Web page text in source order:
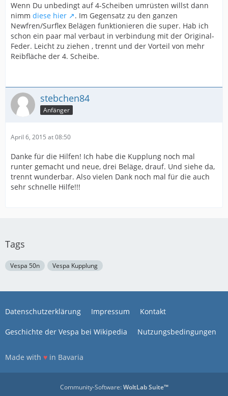
Wenn Du unbedingt auf 4-Scheiben umrüsten willst dann
nimm diese hier
. Im Gegensatz zu den ganzen
Newfren/Surflex Belägen funktionieren die super. Hab ich
schon ein paar mal verbaut in verbindung mit der Original-
Feder. Leicht zu ziehen , trennt und der Vorteil von mehr
Reibfläche der 4. Scheibe.
stebchen84
Anfänger
April 6, 2015 at 08:50
Danke für die Hilfen! Ich habe die Kupplung noch mal
runter gemacht und neue, drei Beläge, drauf. Und siehe da,
trennt wunderbar. Also vielen Dank noch mal für die auch
sehr schnelle Hilfe!!!
Tags
Vespa 50n Vespa Kupplung
Datenschutzerklärung Impressum Kontakt
Geschichte der Vespa bei Wikipedia Nutzungsbedingungen
Made with ♥ in Bavaria
Community-Software:WoltLab Suite™